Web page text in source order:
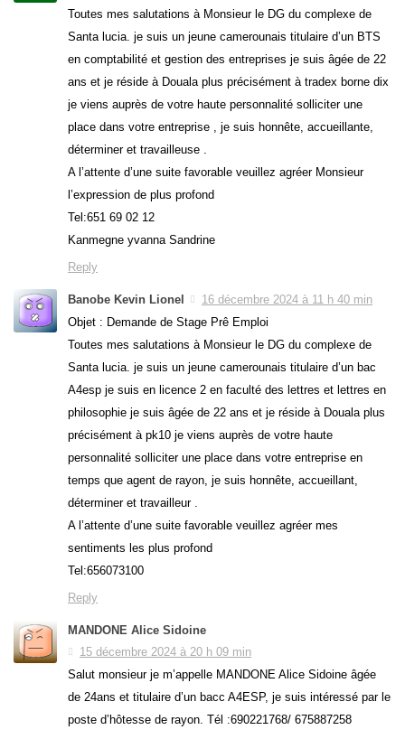
Toutes mes salutations à Monsieur le DG du complexe de
Santa lucia. je suis un jeune camerounais titulaire d’un BTS
en comptabilité et gestion des entreprises je suis âgée de 22
ans et je réside à Douala plus précisément à tradex borne dix
je viens auprès de votre haute personnalité solliciter une
place dans votre entreprise , je suis honnête, accueillante,
déterminer et travailleuse .
A l’attente d’une suite favorable veuillez agréer Monsieur
l’expression de plus profond
Tel:651 69 02 12
Kanmegne yvanna Sandrine
Reply
Banobe Kevin Lionel
16 décembre 2024 à 11 h 40 min
Objet : Demande de Stage Prê Emploi
Toutes mes salutations à Monsieur le DG du complexe de
Santa lucia. je suis un jeune camerounais titulaire d’un bac
A4esp je suis en licence 2 en faculté des lettres et lettres en
philosophie je suis âgée de 22 ans et je réside à Douala plus
précisément à pk10 je viens auprès de votre haute
personnalité solliciter une place dans votre entreprise en
temps que agent de rayon, je suis honnête, accueillant,
déterminer et travailleur .
A l’attente d’une suite favorable veuillez agréer mes
sentiments les plus profond
Tel:656073100
Reply
MANDONE Alice Sidoine
15 décembre 2024 à 20 h 09 min
Salut monsieur je m’appelle MANDONE Alice Sidoine âgée
de 24ans et titulaire d’un bacc A4ESP, je suis intéressé par le
poste d’hôtesse de rayon. Tél :690221768/ 675887258